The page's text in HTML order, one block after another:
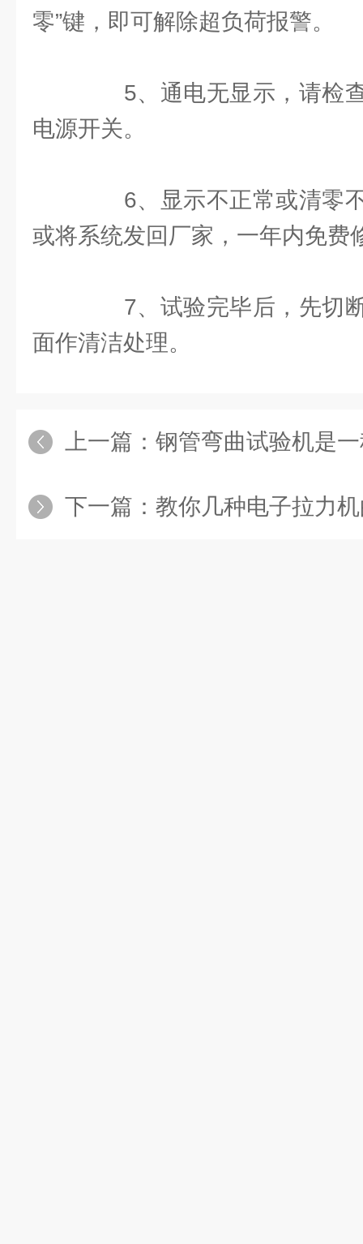
零”键，即可解除超负荷报警。
5、通电无显示，请检查
电源开关。
6、显示不正常或清零不
或将系统发回厂家，一年内免费
7、试验完毕后，先切断
面作清洁处理。
上一篇： 钢管弯曲试验机是一种
下一篇： 教你几种电子拉力